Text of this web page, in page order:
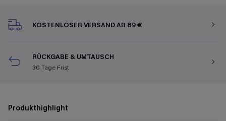
KOSTENLOSER VERSAND AB 89 €
RÜCKGABE & UMTAUSCH
30 Tage Frist
Produkthighlight